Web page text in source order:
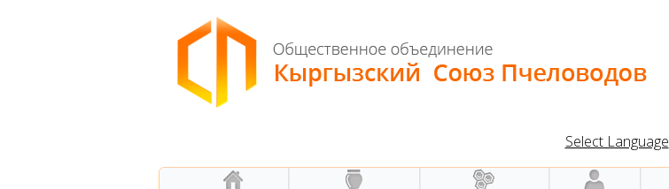
Select Language